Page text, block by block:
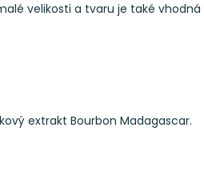
velikosti a tvaru je také vhodná
extrakt Bourbon Madagascar.